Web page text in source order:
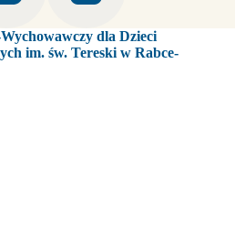
dla Dzieci
im. św. Tereski w Rabce-